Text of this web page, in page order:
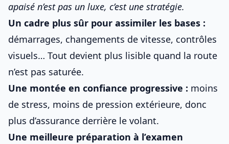
apaisé n’est pas un luxe, c’est une stratégie.
Un cadre plus sûr pour assimiler les bases :
démarrages, changements de vitesse, contrôles
visuels… Tout devient plus lisible quand la route
n’est pas saturée.
Une montée en confiance progressive : moins
de stress, moins de pression extérieure, donc
plus d’assurance derrière le volant.
Une meilleure préparation à l’examen